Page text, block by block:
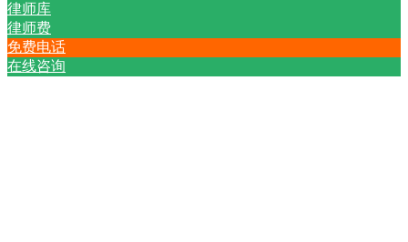
律师库
律师费
免费电话
在线咨询